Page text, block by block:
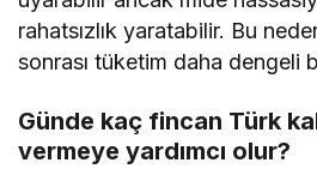
rahatsızlık yaratabilir. Bu
sonrası tüketim daha dengeli
Günde kaç fincan Türk
vermeye yardımcı olur?